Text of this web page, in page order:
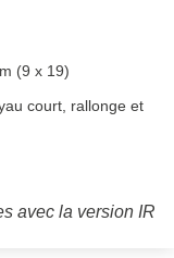
(9 x 19)
court, rallonge et
avec la version IR